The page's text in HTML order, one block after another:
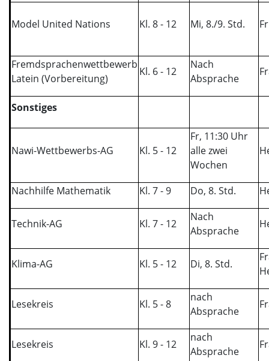
Model United Nations Kl. 8 - 12 Mi, 8./9. Std.
Fremdsprachenwettbewerb
Latein (Vorbereitung)
Kl. 6 - 12
Nach
Absprache
Sonstiges
Nawi-Wettbewerbs-AG Kl. 5 - 12
Fr, 11:30 Uhr
alle zwei
Wochen
Nachhilfe Mathematik Kl. 7 - 9 Do, 8. Std.
Technik-AG Kl. 7 - 12
Nach
Absprache
Klima-AG Kl. 5 - 12 Di, 8. Std.
Lesekreis Kl. 5 - 8
nach
Absprache
Lesekreis Kl. 9 - 12
nach
Absprache